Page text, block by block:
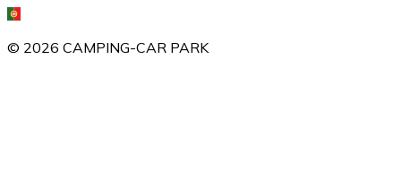
© 2026 CAMPING-CAR PARK